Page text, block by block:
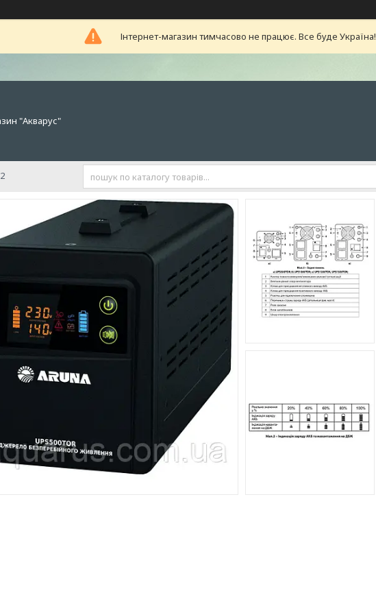
Інтернет-магазин тимчасово не працює. Все буде Україна!
"Акварус"